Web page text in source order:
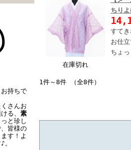
持ちで
さんお
る、 素
と珍し
皆様の
す！よ
。
在庫切れ
ちり
すて
お仕
ちょ
1件～8件 （全8件）